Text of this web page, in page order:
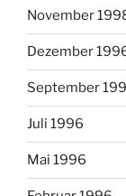
November
Dezember
September
Juli 1996
Mai 1996